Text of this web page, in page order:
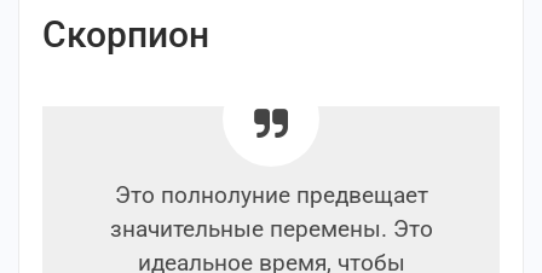
Скорпион
Это полнолуние предвещает
значительные перемены. Это
идеальное время, чтобы